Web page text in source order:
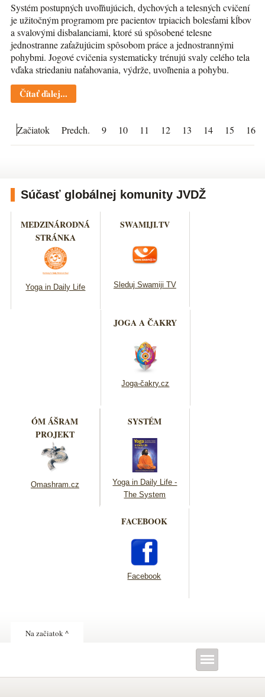
Systém postupných uvoľňujúcich, dychových a telesných cvičení
je užitočným programom pre pacientov trpiacich bolesťami kĺbov
a svalovými disbalanciami, ktoré sú spôsobené telesne
jednostranne zaťažujúcim spôsobom práce a jednostrannými
pohybmi. Jogové cvičenia systematicky trénujú svaly celého tela
vďaka striedaniu naťahovania, výdrže, uvoľnenia a pohybu.
Čítať ďalej...
Začiatok Predch. 9 10 11 12 13 14 15 16
Súčasť globálnej komunity JVDŽ
MEDZINÁRODNÁ
STRÁNKA
Yoga in Daily Life
SWAMIJI.TV
Sleduj Swamiji TV
JOGA A ČAKRY
Joga-čakry.cz
ÓM ÁŠRAM
PROJEKT
Omashram.cz
SYSTÉM
Yoga in Daily Life -
The System
FACEBOOK
Facebook
Na začiatok ^